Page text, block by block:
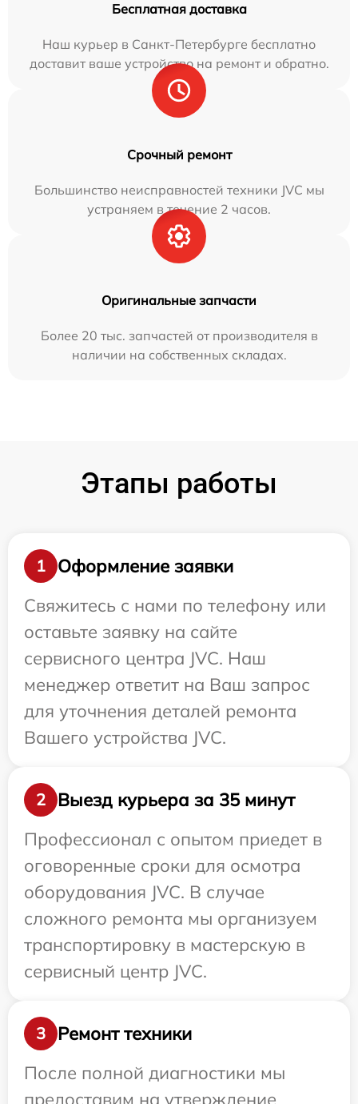
Бесплатная доставка
Наш курьер в Санкт-Петербурге бесплатно
доставит ваше устройство на ремонт и обратно.
Срочный ремонт
Большинство неисправностей техники JVC мы
устраняем в течение 2 часов.
Оригинальные запчасти
Более 20 тыс. запчастей от производителя в
наличии на собственных складах.
Этапы работы
1
Оформление заявки
Свяжитесь с нами по телефону или
оставьте заявку на сайте
сервисного центра JVC. Наш
менеджер ответит на Ваш запрос
для уточнения деталей ремонта
Вашего устройства JVC.
2
Выезд курьера за 35 минут
Профессионал с опытом приедет в
оговоренные сроки для осмотра
оборудования JVC. В случае
сложного ремонта мы организуем
транспортировку в мастерскую в
сервисный центр JVC.
3
Ремонт техники
После полной диагностики мы
предоставим на утверждение